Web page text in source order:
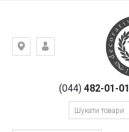
Київ,
Гоголівська,(044)482-01-01